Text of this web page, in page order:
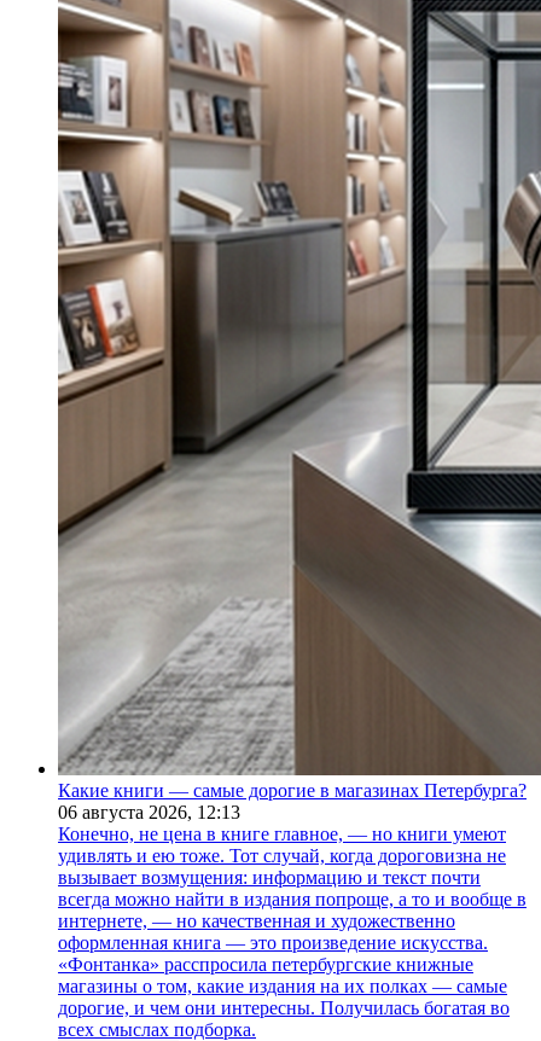
Какие книги — самые дорогие в магазинах Петербурга?
06 августа 2026, 12:13
Конечно, не цена в книге главное, — но книги умеют
удивлять и ею тоже. Тот случай, когда дороговизна не
вызывает возмущения: информацию и текст почти
всегда можно найти в издания попроще, а то и вообще в
интернете, — но качественная и художественно
оформленная книга — это произведение искусства.
«Фонтанка» расспросила петербургские книжные
магазины о том, какие издания на их полках — самые
дорогие, и чем они интересны. Получилась богатая во
всех смыслах подборка.